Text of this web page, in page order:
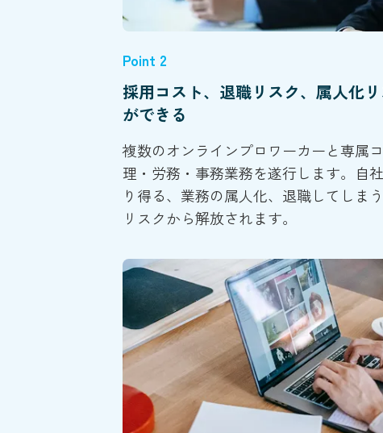
Point 2
採用コスト、退職リスク、属人化
ができる
複数のオンラインプロワーカーと専属
理・労務・事務業務を遂行します。自
り得る、業務の属人化、退職してしま
リスクから解放されます。